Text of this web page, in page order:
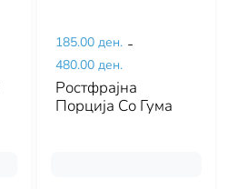
185.00 ден. -
480.00 ден.
Ростфрајна
Порција Со Гума